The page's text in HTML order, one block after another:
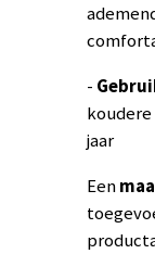
-
jaar
Een